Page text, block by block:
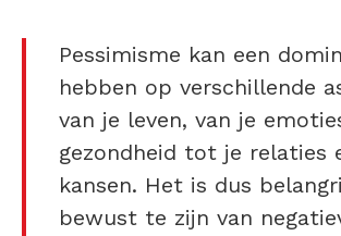
Pessimisme kan een
hebben op verschillende
van je leven, van je
gezondheid tot je relaties
kansen. Het is dus
bewust te zijn van